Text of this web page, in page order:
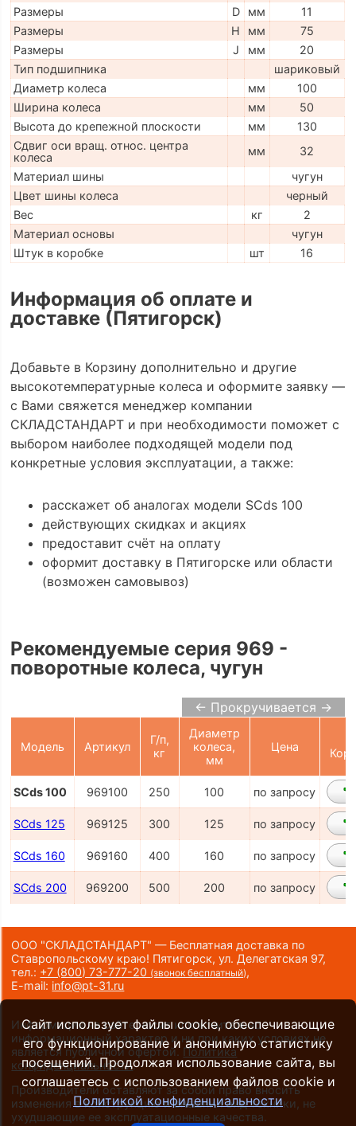
Размеры
D мм
11
Размеры
H мм
75
Размеры
J мм
20
Тип подшипника
шариковый
Диаметр колеса
мм
100
Ширина колеса
мм
50
Высота до крепежной плоскости
мм
130
Сдвиг оси вращ. относ. центра
колеса
мм
32
Материал шины
чугун
Цвет шины колеса
черный
Вес
кг
2
Материал основы
чугун
Штук в коробке
шт 16
Информация об оплате и
доставке (Пятигорск)
Добавьте в Корзину дополнительно и другие
высокотемпературные колеса и оформите заявку —
с Вами свяжется менеджер компании
СКЛАДСТАНДАРТ и при необходимости поможет с
выбором наиболее подходящей модели под
конкретные условия эксплуатации, а также:
расскажет об аналогах модели SCds 100
действующих скидках и акциях
предоставит счёт на оплату
оформит доставку в Пятигорске или области
(возможен самовывоз)
Рекомендуемые серия 969 -
поворотные колеса, чугун
← Прокручивается →
Модель Артикул
Г/п,
кг
Диаметр
колеса,
мм
Цена
SCds 100 969100 250 100 по запросу
SCds 125 969125 300 125 по запросу
SCds 160 969160 400 160 по запросу
SCds 200 969200 500 200 по запросу
ООО "СКЛАДСТАНДАРТ" — Бесплатная доставка по
Ставропольскому краю! Пятигорск, ул. Делегатская 97,
тел.: +7 (800) 73-777-20 (звонок бесплатный),
E-mail: info@pt-31.ru
Информация на сайте носит исключительно
информационный характер и ни при каких условиях не
является публичной офертой. Политика
конфиденциальности.
Производители оставляют за собой право вносить
изменения в конструкцию и внешний вид техники, не
ухудшающие ее эксплуатационные качества.
Сайт использует файлы cookie, обеспечивающие
его функционирование и анонимную статистику
посещений. Продолжая использование сайта, вы
соглашаетесь с использованием файлов cookie и
Политикой конфиденциальности